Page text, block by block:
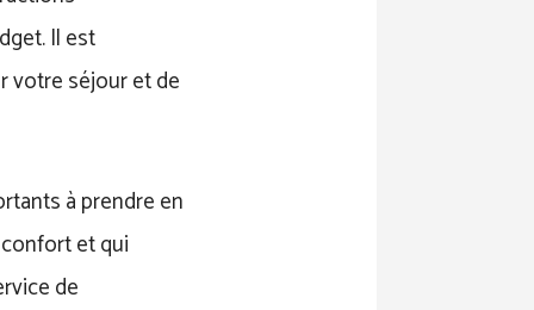
Il est
votre séjour et de
à prendre en
et qui
de